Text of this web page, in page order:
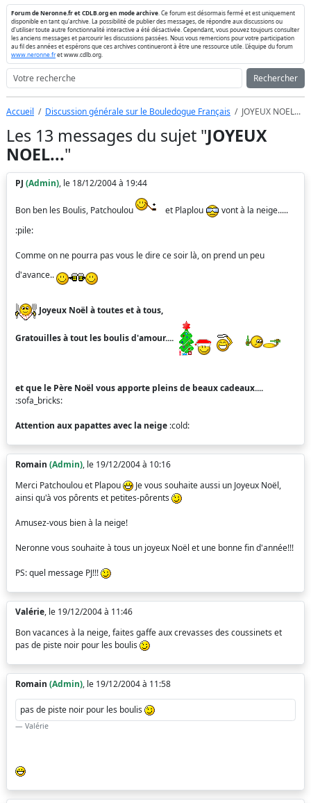
Forum de Neronne.fr et CDLB.org en mode archive . Ce forum est désormais fermé et est uniquement
disponible en tant qu'archive. La possibilité de publier des messages, de répondre aux discussions ou
d'utiliser toute autre fonctionnalité interactive a été désactivée. Cependant, vous pouvez toujours consulter
les anciens messages et parcourir les discussions passées. Nous vous remercions pour votre participation
au fil des années et espérons que ces archives continueront à être une ressource utile. L'équipe du forum
www.neronne.fret www.cdlb.org.
Rechercher
Accueil Discussion générale sur le Bouledogue Français JOYEUX NOEL...
Les 13 messages du sujet "JOYEUX
NOEL..."
PJ (Admin), le 18/12/2004 à 19:44
Bon ben les Boulis, Patchoulou et Plaplou
vont à la neige.....
:pile:
Comme on ne pourra pas vous le dire ce soir là, on prend un peu
d'avance..
Joyeux Noël à toutes et à tous,
Gratouilles à tout les boulis d'amour....
et que le Père Noël vous apporte pleins de beaux cadeaux....
:sofa_bricks:
Attention aux papattes avec la neige :cold:
Romain (Admin), le 19/12/2004 à 10:16
Merci Patchoulou et Plapou
Je vous souhaite aussi un Joyeux Noël,
ainsi qu'à vos pôrents et petites-pôrents
Amusez-vous bien à la neige!
Neronne vous souhaite à tous un joyeux Noël et une bonne fin d'année!!!
PS: quel message PJ!!!
Valérie, le 19/12/2004 à 11:46
Bon vacances à la neige, faites gaffe aux crevasses des coussinets et
pas de piste noir pour les boulis
Romain (Admin), le 19/12/2004 à 11:58
pas de piste noir pour les boulis
Valérie